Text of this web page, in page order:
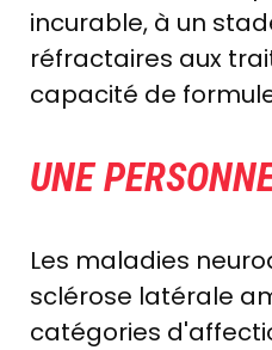
incurable, à un
réfractaires aux
capacité de
UNE
Les maladies
sclérose latérale
catégories